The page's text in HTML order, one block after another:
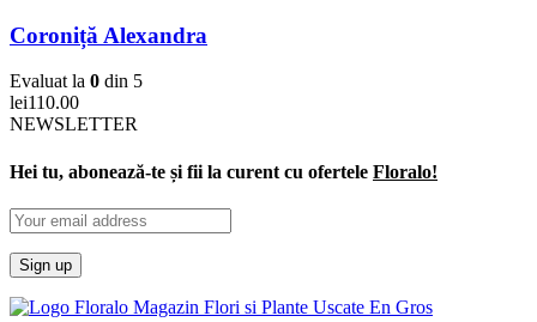
Coroniță Alexandra
Evaluat la 0 din 5
lei110.00
NEWSLETTER
Hei tu, abonează-te și fii la curent cu ofertele Floralo!